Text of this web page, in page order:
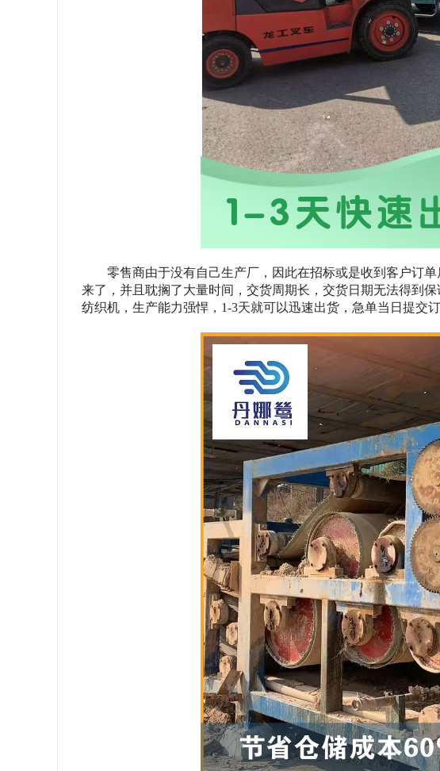
零售商由于没有自己生产厂，因此在招标或是收到客户订
来了，并且耽搁了大量时间，交货周期长，交货日期无法得到
纺织机，生产能力强悍，1-3天就可以迅速出货，急单当日提交